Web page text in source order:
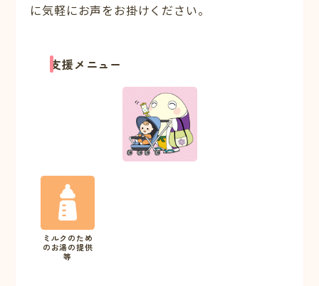
に気軽にお声をお掛けください。
支援メニュー
ミルクのため
のお湯の提供
等